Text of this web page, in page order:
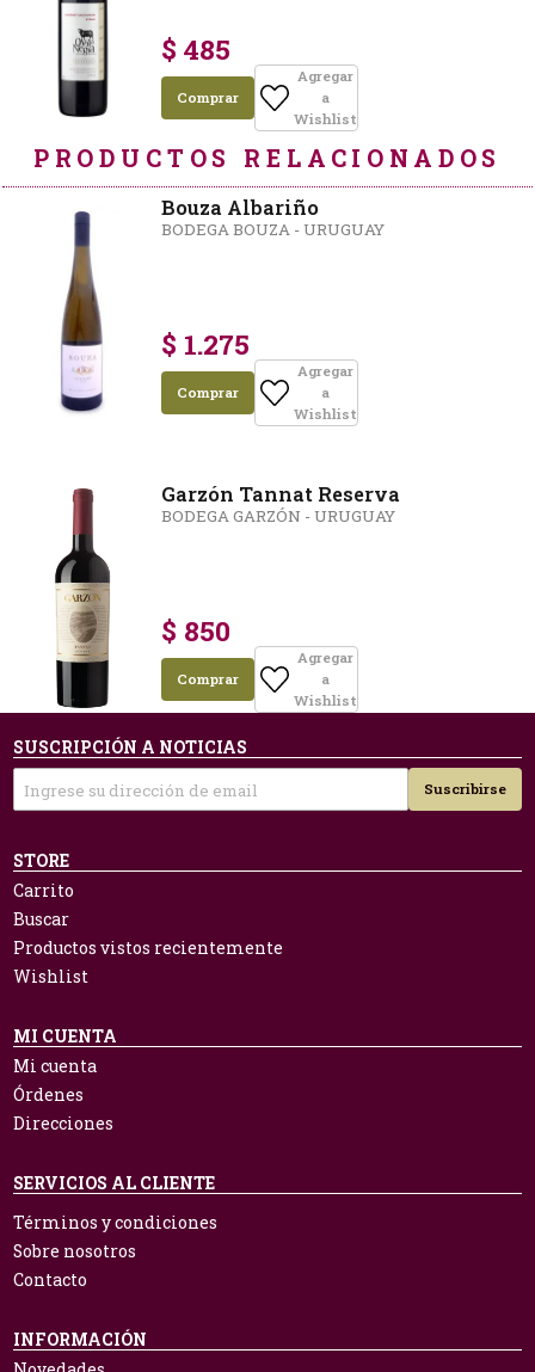
$ 485
Comprar
Agregar
a
Wishlist
PRODUCTOS RELACIONADOS
Bouza Albariño
BODEGA BOUZA - URUGUAY
$ 1.275
Comprar
Agregar
a
Wishlist
Garzón Tannat Reserva
BODEGA GARZÓN - URUGUAY
$ 850
Comprar
Agregar
a
Wishlist
SUSCRIPCIÓN A NOTICIAS
Suscribirse
STORE
Carrito
Buscar
Productos vistos recientemente
Wishlist
MI CUENTA
Mi cuenta
Órdenes
Direcciones
SERVICIOS AL CLIENTE
Términos y condiciones
Sobre nosotros
Contacto
INFORMACIÓN